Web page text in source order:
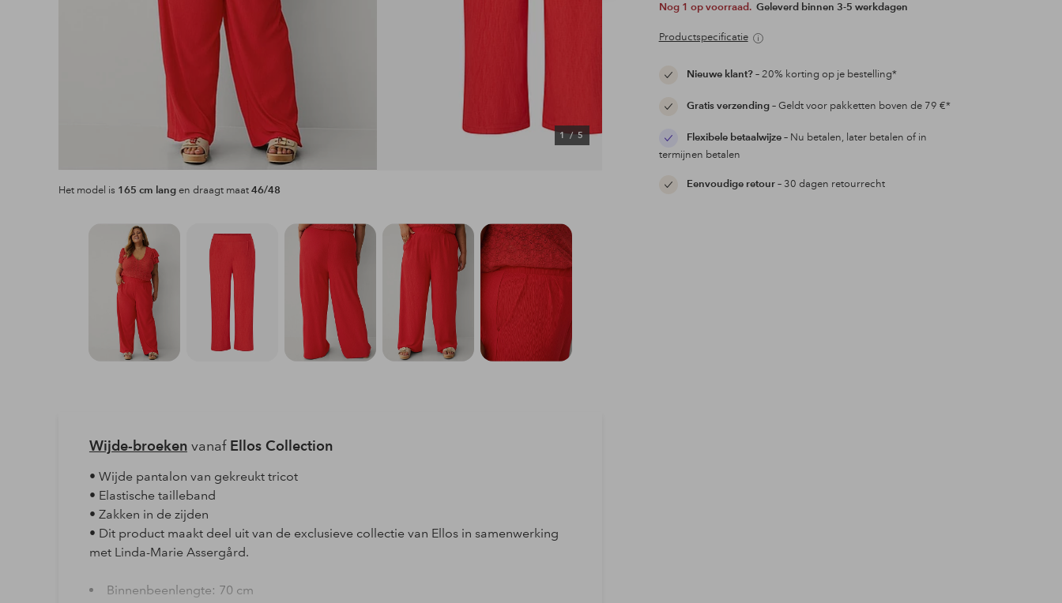
1/5
Het model is 165 cm langen draagt maat46/48
Nog 1 op voorraad. Geleverd binnen 3-5 werkdagen
Productspecificatie
Nieuwe klant?– 20% korting op je bestelling*
Gratis verzending– Geldt voor pakketten boven de 79 €*
Flexibele betaalwijze– Nu betalen, later betalen of in
termijnen betalen
Eenvoudige retour– 30 dagen retourrecht
Wijde-broekenvanaf Ellos Collection
• Wijde pantalon van gekreukt tricot
• Elastische tailleband
• Zakken in de zijden
• Dit product maakt deel uit van de exclusieve collectie van Ellos in samenwerking
met Linda-Marie Assergård.
Binnenbeenlengte: 70 cm